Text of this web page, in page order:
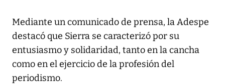
Mediante un comunicado de prensa, la Adespe
destacó que Sierra se caracterizó por su
entusiasmo y solidaridad, tanto en la cancha
como en el ejercicio de la profesión del
periodismo.